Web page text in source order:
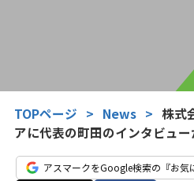
TOPページ > News > 株式
アに代表の町田のインタビュ
アスマークをGoogle検索の『お気